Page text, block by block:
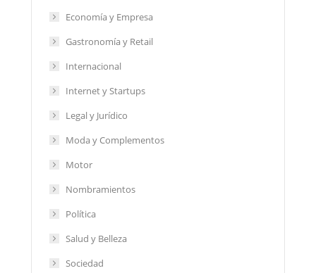
Economía y Empresa
Gastronomía y Retail
Internacional
Internet y Startups
Legal y Jurídico
Moda y Complementos
Motor
Nombramientos
Política
Salud y Belleza
Sociedad